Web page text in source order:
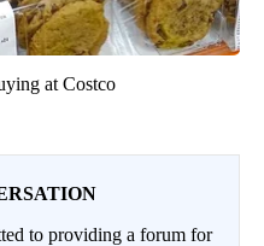
at Costco
to providing a forum for